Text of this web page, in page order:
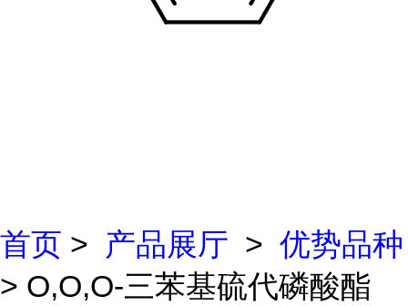
首页 > 产品展厅 > 优势品种
> O,O,O-三苯基硫代磷酸酯